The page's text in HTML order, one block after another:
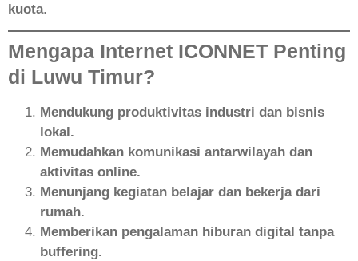
kuota.
Mengapa Internet ICONNET Penting
di Luwu Timur?
Mendukung produktivitas industri dan bisnis
lokal.
Memudahkan komunikasi antarwilayah dan
aktivitas online.
Menunjang kegiatan belajar dan bekerja dari
rumah.
Memberikan pengalaman hiburan digital tanpa
buffering.